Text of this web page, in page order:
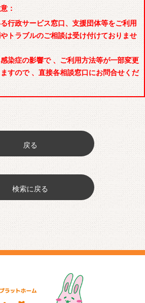
：
行政サービス窓口、支援団体等をご利用
トラブルのご相談は受け付けておりませ
染症の影響で 、ご利用方法等が一部変更
すので 、直接各相談窓口にお問合せくだ
戻る
検索に戻る